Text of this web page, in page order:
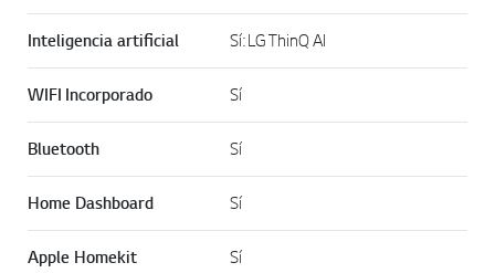
Inteligencia artificial Sí: LG ThinQ AI
WIFI Incorporado Sí
Bluetooth Sí
Home Dashboard Sí
Apple Homekit Sí